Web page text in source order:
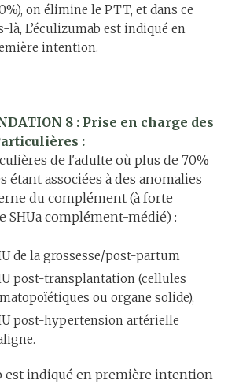
on élimine le PTT, et dans ce
là, L’éculizumab est indiqué en
intention.
8 : Prise en charge des
:
de l'adulte où plus de 70%
étant associées à des anomalies
du complément (à forte
SHUa complément-médié) :
de la grossesse/post-partum
post-transplantation (cellules
ou organe solide),
post-hypertension artérielle
est indiqué en première intention